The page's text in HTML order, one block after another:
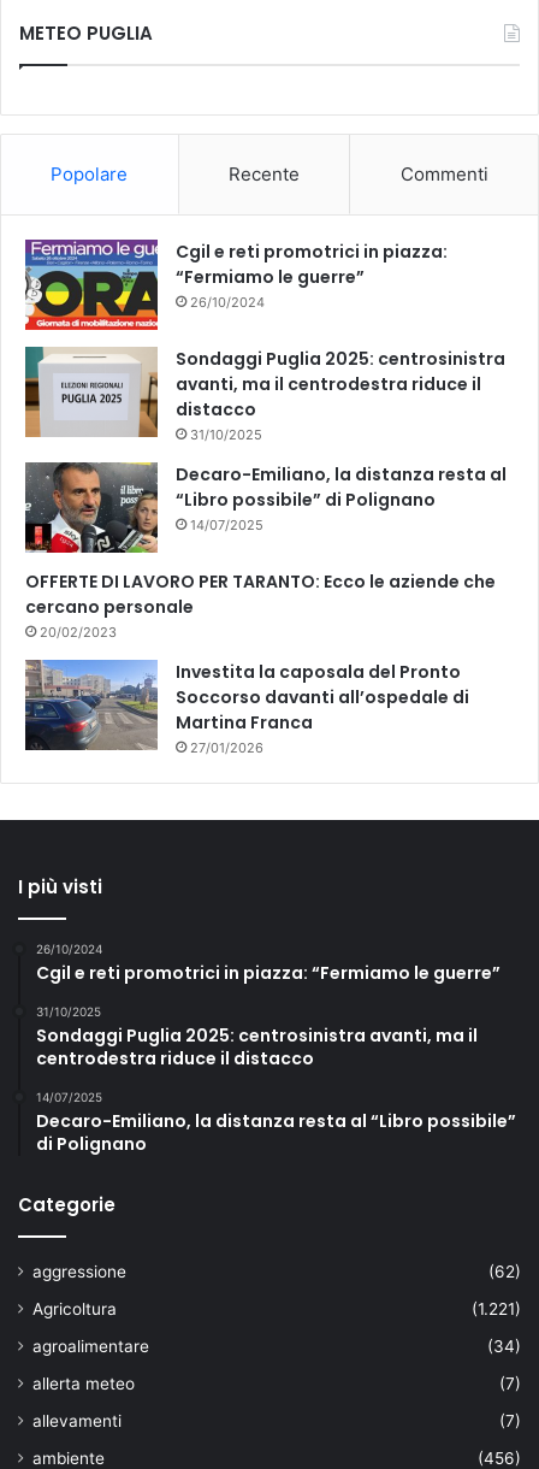
k
METEO PUGLIA
Popolare Recente Commenti
Cgil e reti promotrici in piazza:
“Fermiamo le guerre”
26/10/2024
Sondaggi Puglia 2025: centrosinistra
avanti, ma il centrodestra riduce il
distacco
31/10/2025
Decaro-Emiliano, la distanza resta al
“Libro possibile” di Polignano
14/07/2025
OFFERTE DI LAVORO PER TARANTO: Ecco le aziende che
cercano personale
20/02/2023
Investita la caposala del Pronto
Soccorso davanti all’ospedale di
Martina Franca
27/01/2026
I più visti
26/10/2024
Cgil e reti promotrici in piazza: “Fermiamo le guerre”
31/10/2025
Sondaggi Puglia 2025: centrosinistra avanti, ma il
centrodestra riduce il distacco
14/07/2025
Decaro-Emiliano, la distanza resta al “Libro possibile”
di Polignano
Categorie
aggressione
(62)
Agricoltura
(1.221)
agroalimentare
(34)
allerta meteo
(7)
allevamenti
(7)
ambiente
(456)